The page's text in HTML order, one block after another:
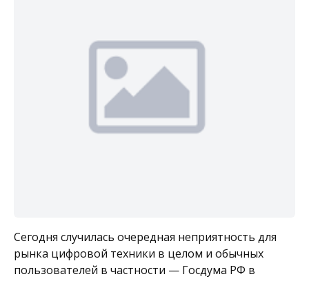
Сегодня случилась очередная неприятность для
рынка цифровой техники в целом и обычных
пользователей в частности — Госдума РФ в